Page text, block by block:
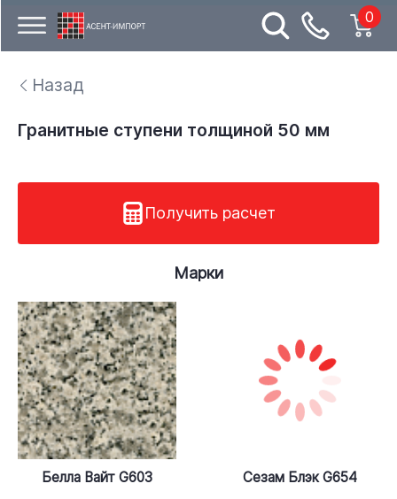
0
Назад
Гранитные ступени толщиной 50 мм
Получить расчет
Марки
Белла Вайт G603 Сезам Блэк G654